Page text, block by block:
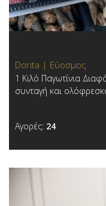
Dorita | Εύοσμος
1 Κιλό Παγωτίνια
συνταγή και
Αγορές: 24